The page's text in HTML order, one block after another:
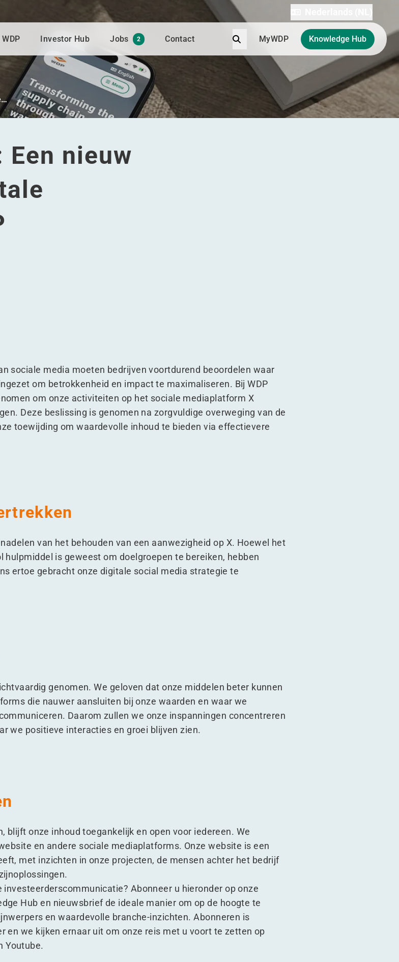
Investor Hub Jobs 2 Contact ZoekMyWDP Knowledge Hub
Een nieuw
van WDPvan WDP
aanwezigheid van WDP
digitale aanwezigheid van WDP
sociale media moeten bedrijven voortdurend beoordelen waar
om betrokkenheid en impact te maximaliseren. Bij WDP
om onze activiteiten op het sociale mediaplatform X
Deze beslissing is genomen na zorgvuldige overweging van de
toewijding om waardevolle inhoud te bieden via effectievere
van het behouden van een aanwezigheid op X. Hoewel het
is geweest om doelgroepen te bereiken, hebben
ertoe gebracht onze digitale social media strategie te
genomen. We geloven dat onze middelen beter kunnen
die nauwer aansluiten bij onze waarden en waar we
Daarom zullen we onze inspanningen concentreren
we positieve interacties en groei blijven zien.
blijft onze inhoud toegankelijk en open voor iedereen. We
en andere sociale mediaplatforms. Onze website is een
met inzichten in onze projecten, de mensen achter het bedrijf
Abonneer u hieronder op onze
Hub en nieuwsbrief de ideale manier om op de hoogte te
en waardevolle branche-inzichten. Abonneren is
en we kijken ernaar uit om onze reis met u voort te zetten op
Youtube.